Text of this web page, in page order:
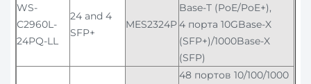
WS-
C2960L-
24PQ-LL
24 and 4
SFP+
MES2324P
Base-T (PoE/PoE+),
4 порта 10GBase-X
(SFP+)/1000Base-X
(SFP)
48 портов 10/100/1000